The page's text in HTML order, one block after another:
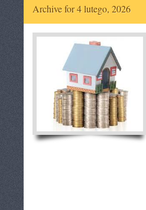
Archive for 4 lutego, 2026